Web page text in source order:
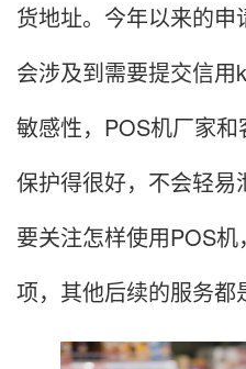
货地址。今年以来的
会涉及到需要提交信
敏感性，POS机厂家
保护得很好，不会轻
要关注怎样使用POS
项，其他后续的服务都